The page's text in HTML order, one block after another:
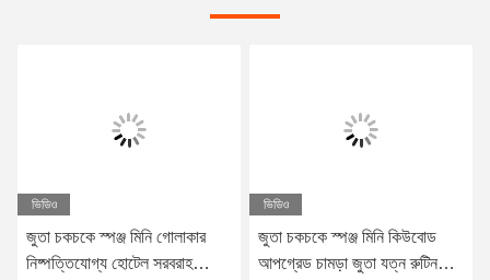
ভিডিও
জুতা চকচকে স্পঞ্জ মিনি গোলাকার
নিষ্পত্তিযোগ্য হোটেল সরবরাহ
ভিডিও
জুতা চকচকে স্পঞ্জ মিনি কিউবোড
আপগ্রেড চামড়া জুতা যত্ন রুটিন